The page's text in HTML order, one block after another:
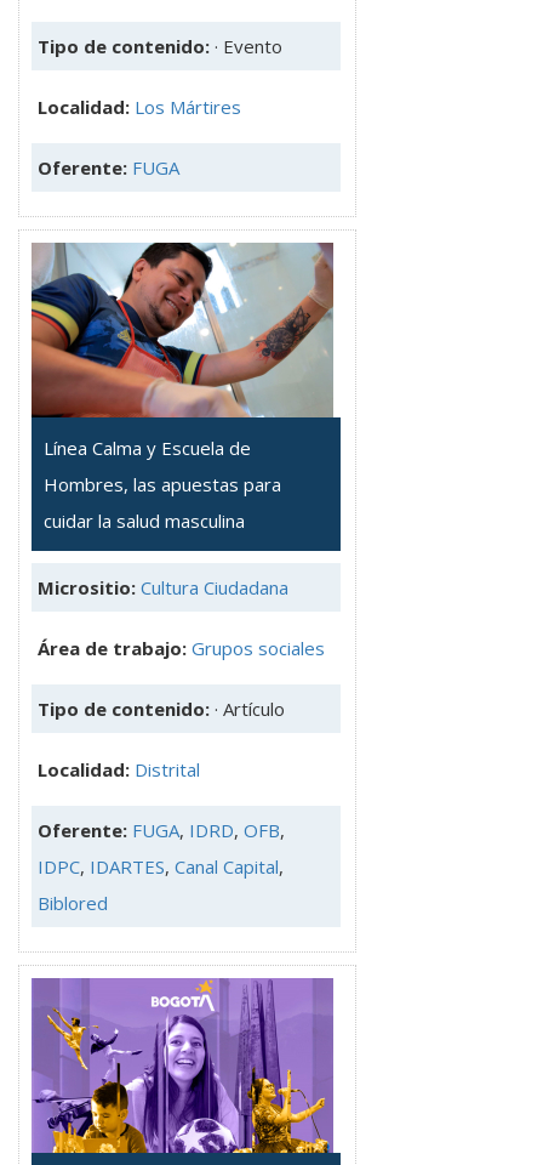
Tipo de contenido: · Evento
Localidad: Los Mártires
Oferente: FUGA
Línea Calma y Escuela de
Hombres, las apuestas para
cuidar la salud masculina
Micrositio: Cultura Ciudadana
Área de trabajo: Grupos sociales
Tipo de contenido: · Artículo
Localidad: Distrital
Oferente: FUGA, IDRD, OFB,
IDPC, IDARTES, Canal Capital,
Biblored